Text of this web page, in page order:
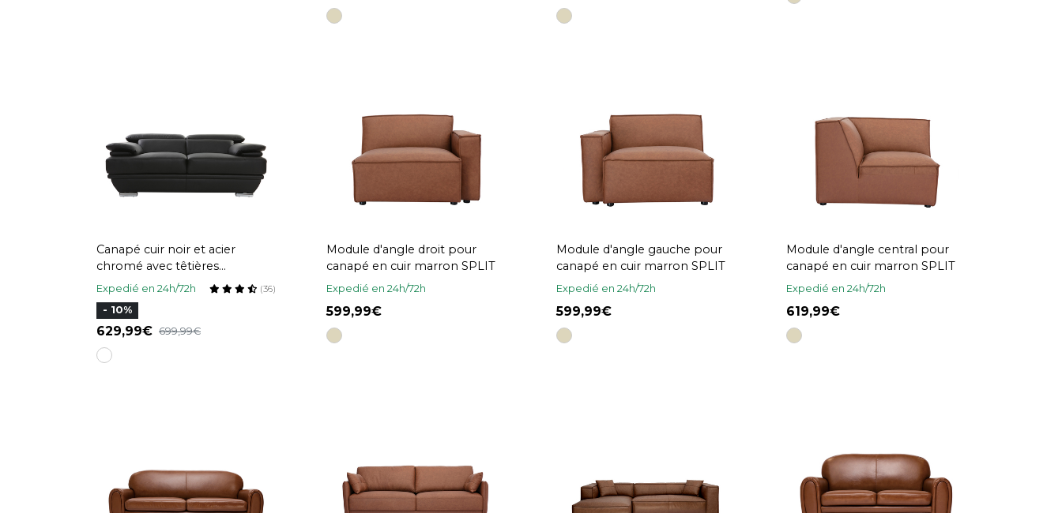
Canapé cuir noir et acier
chromé avec têtières
ajustables 2 places EWING
Expedié en 24h/72h (36)
- 10%
629,99 699,99
Module d'angle droit pour
canapé en cuir marron SPLIT
Expedié en 24h/72h
599,99
Module d'angle gauche pour
canapé en cuir marron SPLIT
Expedié en 24h/72h
599,99
Module d'angle central pour
canapé en cuir marron SPLIT
Expedié en 24h/72h
619,99